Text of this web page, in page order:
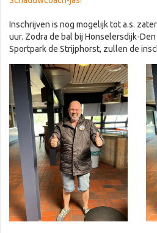
Inschrijven is nog mogelijk tot a.s.
uur. Zodra de bal bij Honselersdijk-
Sportpark de Strijphorst, zullen de